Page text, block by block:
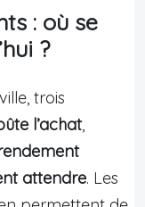
: où se
?
trois
l’achat,
attendre. Les